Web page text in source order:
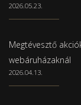
2026.05.23.
Megtévesztő
webáruházaknál
2026.04.13.